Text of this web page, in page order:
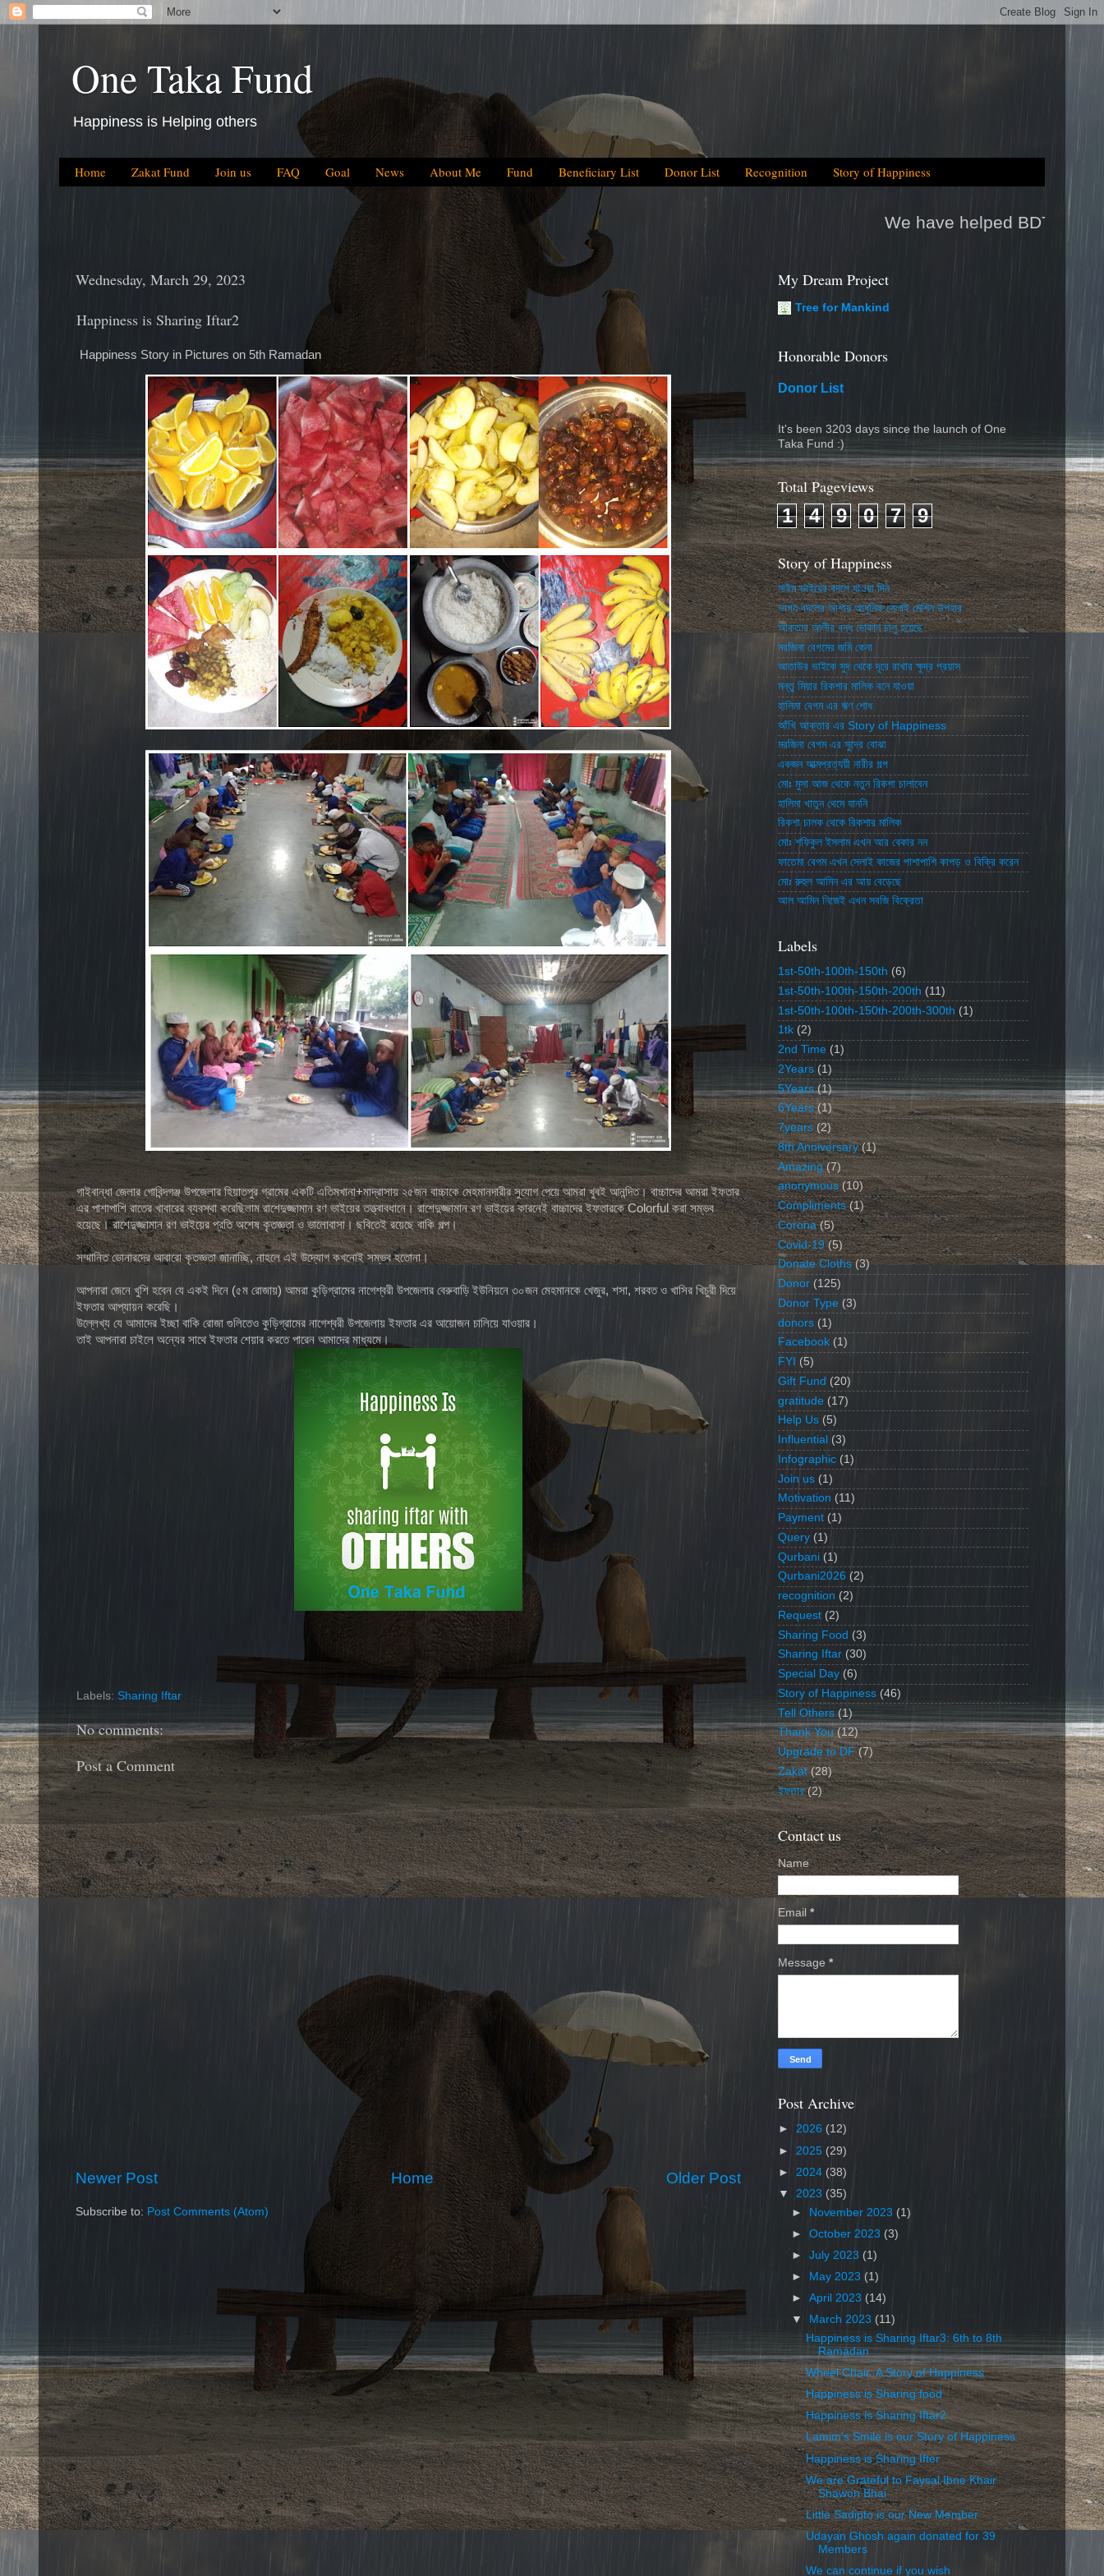
One Taka Fund
Happiness is Helping others
Home Zakat Fund Join us FAQ Goal News About Me Fund Beneficiary List Donor List Recognition Story of Happiness
We have helped BDT 64.5 Million, which is
Wednesday, March 29, 2023
Happiness is Sharing Iftar2
Happiness Story in Pictures on 5th Ramadan
গাইবান্ধা জেলার গোবিন্দগঞ্জ উপজেলার হিয়াতপুর গ্রামের একটি এতিমখানা+মাদ্রাসায় ২৫জন বাচ্চাকে মেহমানদারীর সুযোগ পেয়ে আমরা খুবই আনন্দিত। বাচ্চাদের আমরা ইফতার
এর পাশাপাশি রাতের খাবারের ব্যবস্থা করেছিলাম রাশেদুজ্জামান রণ ভাইয়ের তত্ত্বাবধানে। রাশেদুজ্জামান রণ ভাইয়ের কারনেই বাচ্চাদের ইফতারকে Colorful করা সম্ভব
হয়েছে। রাশেদুজ্জামান রণ ভাইয়ের প্রতি অশেষ কৃতজ্ঞতা ও ভালোবাসা। ছবিতেই রয়েছে বাকি গল্প।
সম্মানিত ডোনারদের আবারো কৃতজ্ঞতা জানাচ্ছি, নাহলে এই উদ্যোগ কখনোই সম্ভব হতোনা।
আপনারা জেনে খুশি হবেন যে একই দিনে (৫ম রোজায়) আমরা কুড়িগ্রামের নাগেশ্বরী উপজেলার বেরুবাড়ি ইউনিয়নে ৩০জন মেহমানকে খেজুর, শসা, শরবত ও খাসির খিচুরী দিয়ে
ইফতার আপ্যায়ন করেছি।
উল্লেখ্য যে আমাদের ইচ্ছা বাকি রোজা গুলিতেও কুড়িগ্রামের নাগেশ্বরী উপজেলায় ইফতার এর আয়োজন চালিয়ে যাওয়ার।
তাই আপনারা চাইলে অন্যের সাথে ইফতার শেয়ার করতে পারেন আমাদের মাধ্যমে।
Labels: Sharing Iftar
No comments:
Post a Comment
Newer Post Older Post
Home
Subscribe to: Post Comments (Atom)
My Dream Project
Tree for Mankind
Honorable Donors
Donor List
It's been 3203 days since the launch of One
Taka Fund :)
Total Pageviews
1 4 9 0 7 9
Story of Happiness
নাইম ভাইয়ের বদলে যাওয়া দিন
ভাগ্য বদলের আশায় আধুনিক সেলাই মেশিন উপহার
আকতার আলীর বন্ধ দোকান চালু হয়েছে
মরজিনা বেগমের জমি কেনা
আতাউর ভাইকে সুদ থেকে দূরে রাখার ক্ষুদ্র প্রয়াস
মন্তু মিয়ার রিকশার মালিক বনে যাওয়া
হালিমা বেগম এর ঋণ শোধ
আঁখি আক্তার এর Story of Happiness
মরজিনা বেগম এর সুদের বোঝা
একজন আত্মপ্রত্যয়ী নারীর গল্প
মোঃ মুসা আজ থেকে নতুন রিকশা চালাবেন
হালিমা খাতুন থেমে যাননি
রিকশা চালক থেকে রিকশার মালিক
মোঃ শফিকুল ইসলাম এখন আর বেকার নন
ফাতেমা বেগম এখন সেলাই কাজের পাশাপাশি কাপড় ও বিক্রি করেন
মোঃ রুহুল আমিন এর আয় বেড়েছে
আল আমিন নিজেই এখন সবজি বিক্রেতা
Labels
1st-50th-100th-150th (6)
1st-50th-100th-150th-200th (11)
1st-50th-100th-150th-200th-300th (1)
1tk (2)
2nd Time (1)
2Years (1)
5Years (1)
6Years (1)
7years (2)
8th Anniversary (1)
Amazing (7)
anonymous (10)
Compliments (1)
Corona (5)
Covid-19 (5)
Donate Cloths (3)
Donor (125)
Donor Type (3)
donors (1)
Facebook (1)
FYI (5)
Gift Fund (20)
gratitude (17)
Help Us (5)
Influential (3)
Infographic (1)
Join us (1)
Motivation (11)
Payment (1)
Query (1)
Qurbani (1)
Qurbani2026 (2)
recognition (2)
Request (2)
Sharing Food (3)
Sharing Iftar (30)
Special Day (6)
Story of Happiness (46)
Tell Others (1)
Thank You (12)
Upgrade to DF (7)
Zakat (28)
ইফতার (2)
Contact us
Name
Email *
Message *
Post Archive
► 2026 (12)
► 2025 (29)
► 2024 (38)
▼ 2023 (35)
► November 2023 (1)
►October 2023 (3)
►July 2023 (1)
►
May 2023 (1)
►April 2023 (14)
▼
March 2023 (11)
Happiness is Sharing Iftar3: 6th to 8th
Ramadan
Wheel Chair: A Story of Happiness
Happiness is Sharing food
Happiness is Sharing Iftar2
Lamim's Smile is our Story of Happiness
Happiness is Sharing Ifter
We are Grateful to Faysal Ibne Khair
Shawon Bhai
Little Sadipto is our New Member
Udayan Ghosh again donated for 39
Members
We can continue if you wish